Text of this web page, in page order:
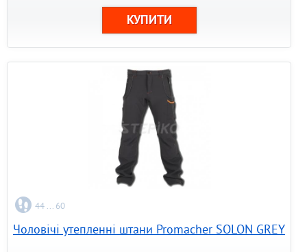
44 ... 60
Чоловічі утепленні штани Promacher SOLON GREY